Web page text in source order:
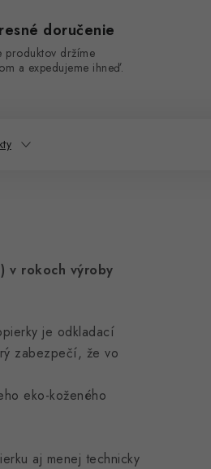
doručenie
produktov držíme
a expedujeme ihneď.
v rokoch výroby
je odkladací
zabezpečí, že vo
eko-koženého
aj menej technicky